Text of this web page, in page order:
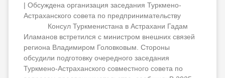
| Обсуждена организация заседания Туркмено-
Астраханского совета по предпринимательству
Консул Туркменистана в Астрахани Гадам
Иламанов встретился с министром внешних связей
региона Владимиром Головковым. Стороны
обсудили подготовку очередного заседания
Туркмено-Астраханского совместного совета по